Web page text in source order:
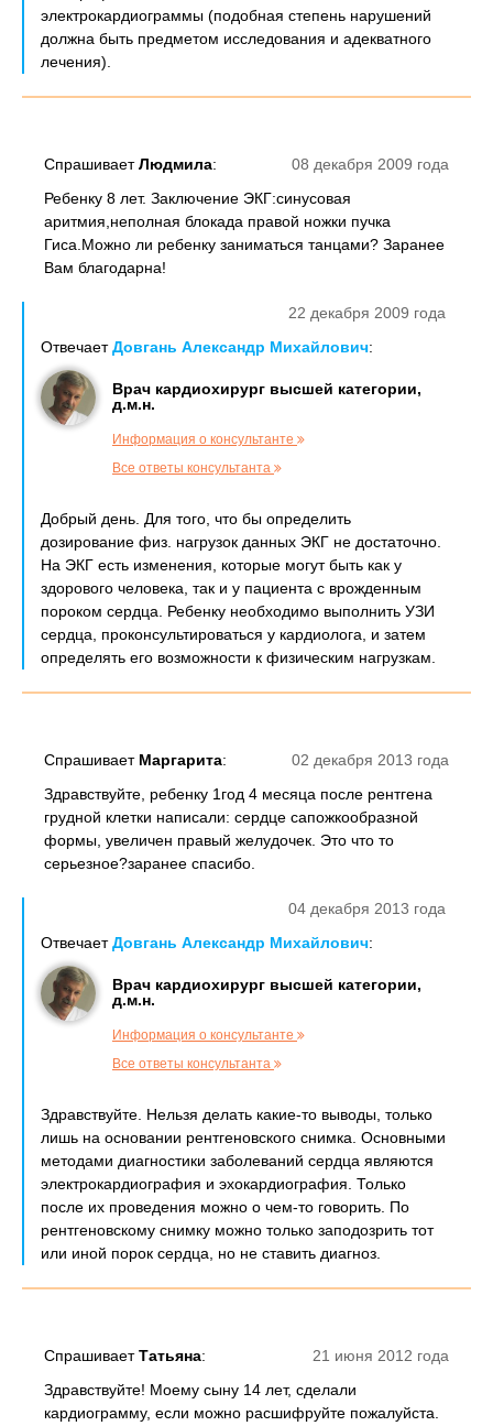
электрокардиограммы (подобная степень нарушений
должна быть предметом исследования и адекватного
лечения).
08 декабря 2009 года
СпрашиваетЛюдмила:
Ребенку 8 лет. Заключение ЭКГ:синусовая
аритмия,неполная блокада правой ножки пучка
Гиса.Можно ли ребенку заниматься танцами? Заранее
Вам благодарна!
22 декабря 2009 года
ОтвечаетДовгань Александр Михайлович:
Врач кардиохирург высшей категории,
д.м.н.
Информация о консультанте
Все ответы консультанта
Добрый день. Для того, что бы определить
дозирование физ. нагрузок данных ЭКГ не достаточно.
На ЭКГ есть изменения, которые могут быть как у
здорового человека, так и у пациента с врожденным
пороком сердца. Ребенку необходимо выполнить УЗИ
сердца, проконсультироваться у кардиолога, и затем
определять его возможности к физическим нагрузкам.
02 декабря 2013 года
Спрашивает Маргарита:
Здравствуйте, ребенку 1год 4 месяца после рентгена
грудной клетки написали: сердце сапожкообразной
формы, увеличен правый желудочек. Это что то
серьезное?заранее спасибо.
04 декабря 2013 года
ОтвечаетДовгань Александр Михайлович:
Врач кардиохирург высшей категории,
д.м.н.
Информация о консультанте
Все ответы консультанта
Здравствуйте. Нельзя делать какие-то выводы, только
лишь на основании рентгеновского снимка. Основными
методами диагностики заболеваний сердца являются
электрокардиография и эхокардиография. Только
после их проведения можно о чем-то говорить. По
рентгеновскому снимку можно только заподозрить тот
или иной порок сердца, но не ставить диагноз.
21 июня 2012 года
СпрашиваетТатьяна:
Здравствуйте! Моему сыну 14 лет, сделали
кардиограмму, если можно расшифруйте пожалуйста.